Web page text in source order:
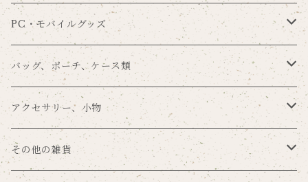
まんまる×nemunoki
POME×nemunoki
ゆらり本舗×nemunoki
文房具DJmaki×nemunoki
一筆箋
その他の手紙用品
タグセット
その他のラッピングアイテム
ブックマーク
メモパッド
ノート
ファイル
手帳型
留め帯あり
留め帯なし
背面保護
プラスチックハードカバー
ミラーケース
PC・モバイルグッズ
スマホリング
タブレットカバー
カードポケット
バッグ、ポーチ、ケース類
バッグ
ポーチ
アクセサリー、小物
キーホルダー
その他の雑貨